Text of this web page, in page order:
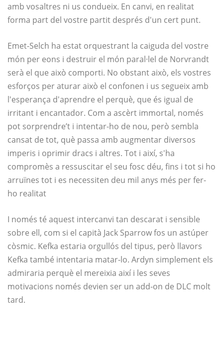
amb vosaltres ni us condueix. En canvi, en realitat
forma part del vostre partit després d'un cert punt.
Emet-Selch ha estat orquestrant la caiguda del vostre
món per eons i destruir el món paral·lel de Norvrandt
serà el que això comporti. No obstant això, els vostres
esforços per aturar això el confonen i us segueix amb
l'esperança d'aprendre el perquè, que és igual de
irritant i encantador. Com a ascèrt immortal, només
pot sorprendre’t i intentar-ho de nou, però sembla
cansat de tot, què passa amb augmentar diversos
imperis i oprimir dracs i altres. Tot i així, s'ha
compromès a ressuscitar el seu fosc déu, fins i tot si ho
arruïnes tot i es necessiten deu mil anys més per fer-
ho realitat
I només té aquest intercanvi tan descarat i sensible
sobre ell, com si el capità Jack Sparrow fos un astúper
còsmic. Kefka estaria orgullós del tipus, però llavors
Kefka també intentaria matar-lo. Ardyn simplement els
admiraria perquè el mereixia així i les seves
motivacions només devien ser un add-on de DLC molt
tard.